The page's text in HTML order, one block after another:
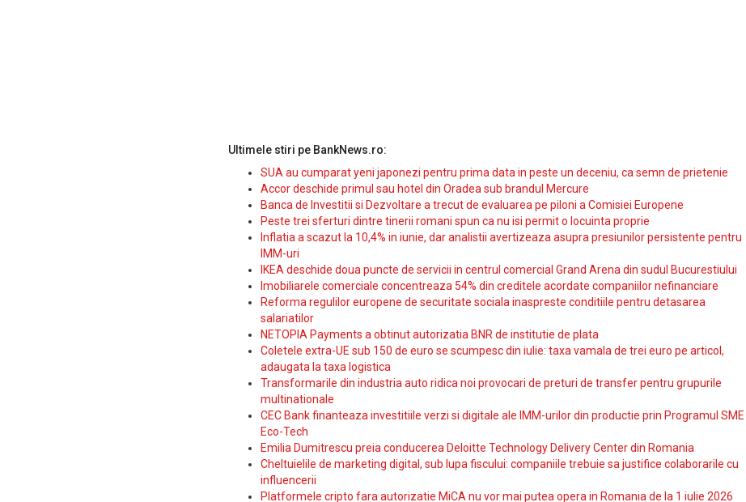
Ultimele stiri pe BankNews.ro:
SUA au cumparat yeni japonezi pentru prima data in peste un deceniu, ca semn de prietenie
Accor deschide primul sau hotel din Oradea sub brandul Mercure
Banca de Investitii si Dezvoltare a trecut de evaluarea pe piloni a Comisiei Europene
Peste trei sferturi dintre tinerii romani spun ca nu isi permit o locuinta proprie
Inflatia a scazut la 10,4% in iunie, dar analistii avertizeaza asupra presiunilor persistente pentru
IMM-uri
IKEA deschide doua puncte de servicii in centrul comercial Grand Arena din sudul Bucurestiului
Imobiliarele comerciale concentreaza 54% din creditele acordate companiilor nefinanciare
Reforma regulilor europene de securitate sociala inaspreste conditiile pentru detasarea
salariatilor
NETOPIA Payments a obtinut autorizatia BNR de institutie de plata
Coletele extra-UE sub 150 de euro se scumpesc din iulie: taxa vamala de trei euro pe articol,
adaugata la taxa logistica
Transformarile din industria auto ridica noi provocari de preturi de transfer pentru grupurile
multinationale
CEC Bank finanteaza investitiile verzi si digitale ale IMM-urilor din productie prin Programul SME
Eco-Tech
Emilia Dumitrescu preia conducerea Deloitte Technology Delivery Center din Romania
Cheltuielile de marketing digital, sub lupa fiscului: companiile trebuie sa justifice colaborarile cu
influencerii
Platformele cripto fara autorizatie MiCA nu vor mai putea opera in Romania de la 1 iulie 2026